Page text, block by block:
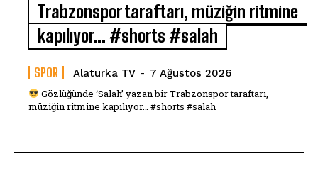
Trabzonspor taraftarı, müziğin ritmine
kapılıyor… #shorts #salah
SPOR Alaturka TV - 7 Ağustos 2026
Gözlüğünde ‘Salah’ yazan bir Trabzonspor taraftarı,
müziğin ritmine kapılıyor… #shorts #salah